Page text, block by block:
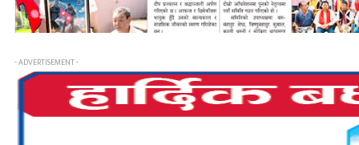
- ADVERTISEMENT -